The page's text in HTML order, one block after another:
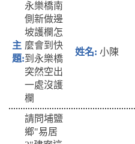
永樂橋南
側新做邊
坡護欄怎
麼會到快
到永樂橋
突然空出
一處沒護
欄
小陳
請問埔鹽
鄉"易居